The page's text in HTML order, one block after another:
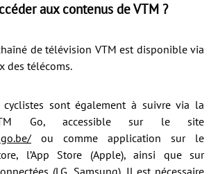
aux contenus de VTM ?
de télévision VTM est disponible via
des télécoms.
cyclistes sont également à suivre via la
Go, accessible sur le site
ou comme application sur le
l’App Store (Apple), ainsi que sur